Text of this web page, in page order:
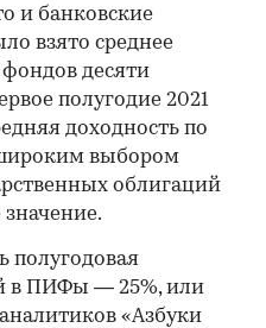
и банковские
взято среднее
десяти
полугодие 2021
доходность по
выбором
облигаций
полугодовая
в ПИФы — 25%, или
«Азбуки